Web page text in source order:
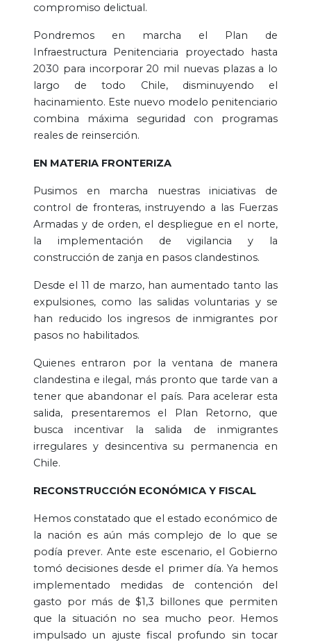
compromiso delictual.
Pondremos en marcha el Plan de
Infraestructura Penitenciaria proyectado hasta
2030 para incorporar 20 mil nuevas plazas a lo
largo de todo Chile, disminuyendo el
hacinamiento. Este nuevo modelo penitenciario
combina máxima seguridad con programas
reales de reinserción.
EN MATERIA FRONTERIZA
Pusimos en marcha nuestras iniciativas de
control de fronteras, instruyendo a las Fuerzas
Armadas y de orden, el despliegue en el norte,
la implementación de vigilancia y la
construcción de zanja en pasos clandestinos.
Desde el 11 de marzo, han aumentado tanto las
expulsiones, como las salidas voluntarias y se
han reducido los ingresos de inmigrantes por
pasos no habilitados.
Quienes entraron por la ventana de manera
clandestina e ilegal, más pronto que tarde van a
tener que abandonar el país. Para acelerar esta
salida, presentaremos el Plan Retorno, que
busca incentivar la salida de inmigrantes
irregulares y desincentiva su permanencia en
Chile.
RECONSTRUCCIÓN ECONÓMICA Y FISCAL
Hemos constatado que el estado económico de
la nación es aún más complejo de lo que se
podía prever. Ante este escenario, el Gobierno
tomó decisiones desde el primer día. Ya hemos
implementado medidas de contención del
gasto por más de $1,3 billones que permiten
que la situación no sea mucho peor. Hemos
impulsado un ajuste fiscal profundo sin tocar